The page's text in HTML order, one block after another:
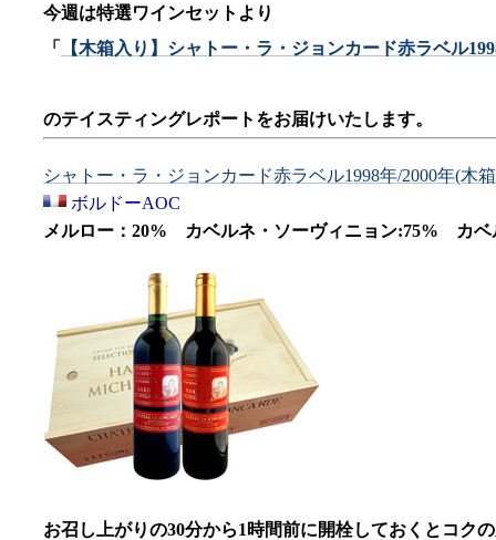
今週は特選ワインセットより
「
【木箱入り】シャトー・ラ・ジョンカード赤ラベル
のテイスティングレポートをお届けいたします。
シャトー・ラ・ジョンカード赤ラベル1998年/2000年(木
ボルドーAOC
メルロー：20% カベルネ・ソーヴィニョン:75% カベ
お召し上がりの30分から1時間前に開栓しておくとコク